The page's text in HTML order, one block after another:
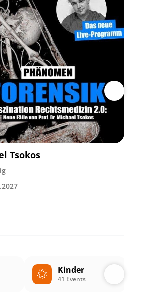
Tsokos
Kinder
41 Events